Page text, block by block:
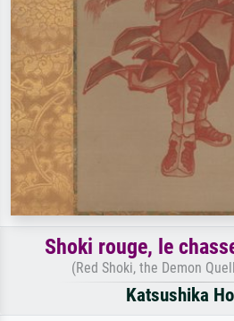
Shoki rouge, le
(Red Shoki, the Demon
Katsushika